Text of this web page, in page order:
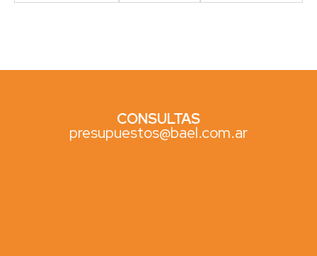
CONSULTAS
presupuestos@bael.com.ar